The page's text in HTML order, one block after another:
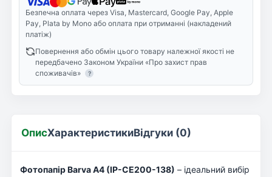
Безпечна оплата через Visa, Mastercard, Google Pay, Apple
Pay, Plata by Mono або оплата при отриманні (накладений
платіж)
Повернення або обмін цього товару належної якості не
передбачено Законом України «Про захист прав
споживачів»
?
ОписХарактеристикиВідгуки (0)
Фотопапір Barva A4 (IP-CE200-138) – ідеальний вибір